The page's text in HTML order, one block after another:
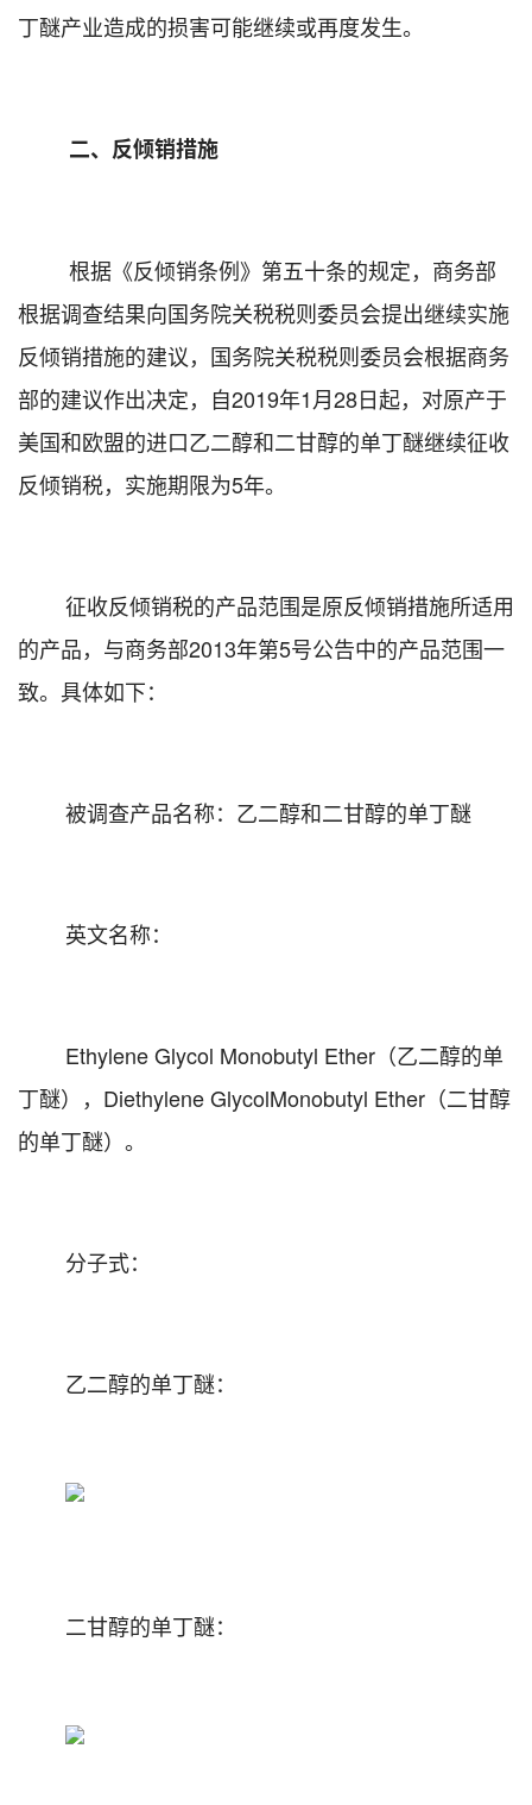
丁醚产业造成的损害可能继续或再度发生。
二、反倾销措施
根据《反倾销条例》第五十条的规定， 商务部
根据调查结果向国务院关税税则委员会提出继续实施
反倾销措施的建议，国务院关税税则委员会根据商务
部的建议作出决定， 自2019年1月28日起，对原产于
美国和欧盟的进口乙二醇和二甘醇的单丁醚继续征收
反倾销税，实施期限为5年。
征收反倾销税的产品范围是原反倾销措施所适用
的产品，与商务部2013年第5号公告中的产品范围一
致。具体如下：
被调查产品名称：乙二醇和二甘醇的单丁醚
英文名称：
Ethylene Glycol Monobutyl Ether （乙二醇的单
丁醚）， Diethylene GlycolMonobutyl Ether （二甘醇
的单丁醚）。
分子式：
乙二醇的单丁醚：
二甘醇的单丁醚：